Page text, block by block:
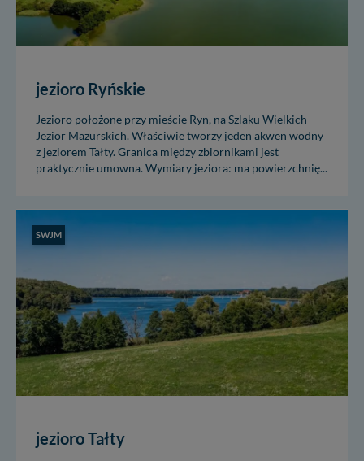
jezioro Ryńskie
Jezioro położone przy mieście Ryn, na Szlaku Wielkich
Jezior Mazurskich. Właściwie tworzy jeden akwen wodny
z jeziorem Tałty. Granica między zbiornikami jest
praktycznie umowna. Wymiary jeziora: ma powierzchnię...
SWJM
jezioro Tałty